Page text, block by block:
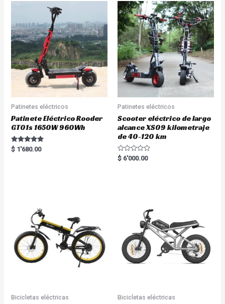
Patinetes eléctricos
Patinete Eléctrico Rooder
GT01s 1650W 960Wh
Rated
5.00
$ 1'680.00
Patinetes eléctricos
Scooter eléctrico de largo
alcance XS09 kilometraje
de 40-120 km
R
a
$ 6'000.00
Bicicletas eléctricas Bicicletas eléctricas